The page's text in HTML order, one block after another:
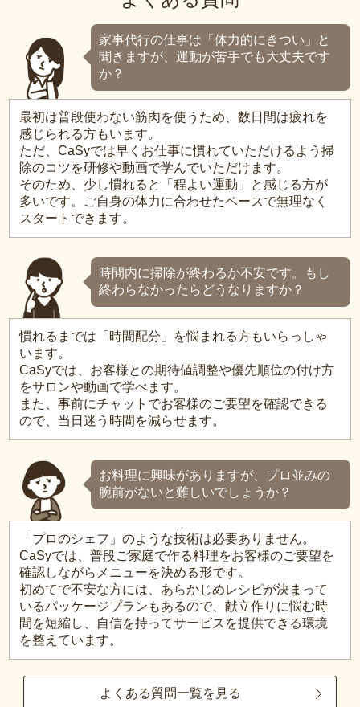
家事代行の仕事は「体力的にきつい」と
聞きますが、運動が苦手でも大丈夫です
か？
最初は普段使わない筋肉を使うため、数日間は疲れを
感じられる方もいます。
ただ、CaSyでは早くお仕事に慣れていただけるよう掃
除のコツを研修や動画で学んでいただけます。
そのため、少し慣れると「程よい運動」と感じる方が
多いです。ご自身の体力に合わせたペースで無理なく
スタートできます。
時間内に掃除が終わるか不安です。もし
終わらなかったらどうなりますか？
慣れるまでは「時間配分」を悩まれる方もいらっしゃ
います。
CaSyでは、お客様との期待値調整や優先順位の付け方
をサロンや動画で学べます。
また、事前にチャットでお客様のご要望を確認できる
ので、当日迷う時間を減らせます。
お料理に興味がありますが、プロ並みの
腕前がないと難しいでしょうか？
「プロのシェフ」のような技術は必要ありません。
CaSyでは、普段ご家庭で作る料理をお客様のご要望を
確認しながらメニューを決める形です。
初めてで不安な方には、あらかじめレシピが決まって
いるパッケージプランもあるので、献立作りに悩む時
間を短縮し、自信を持ってサービスを提供できる環境
を整えています。
よくある質問一覧を見る